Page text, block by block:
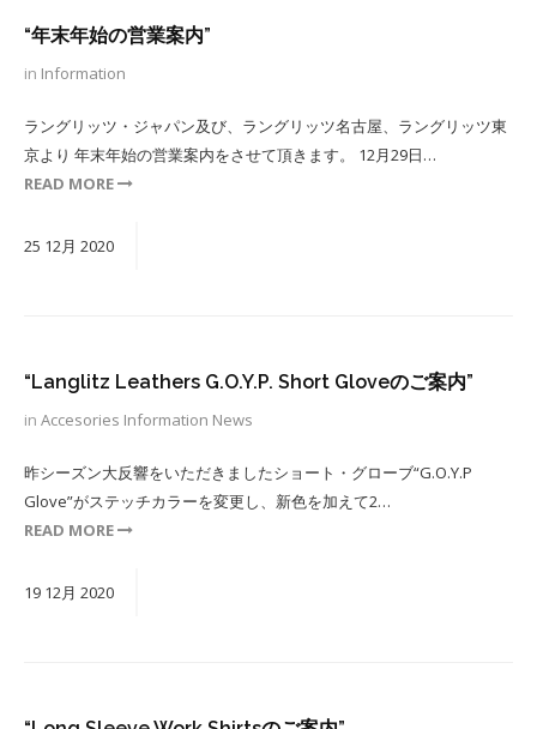
“年末年始の営業案内”
in Information
ラングリッツ・ジャパン及び、ラングリッツ名古屋、ラングリッツ東
京より 年末年始の営業案内をさせて頂きます。 12月29日…
READ MORE
25 12月 2020
“Langlitz Leathers G.O.Y.P. Short Gloveのご案内”
in Accesories Information News
昨シーズン大反響をいただきましたショート・グローブ“G.O.Y.P
Glove”がステッチカラーを変更し、新色を加えて2…
READ MORE
19 12月 2020